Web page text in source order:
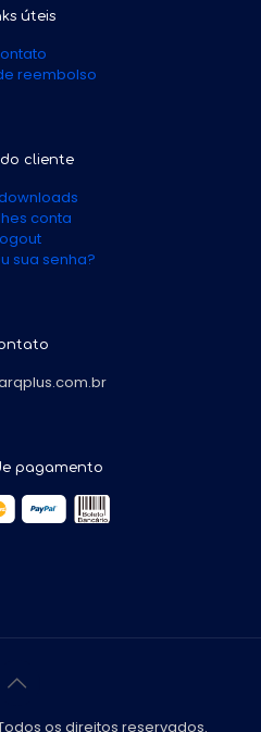
úteis
reembolso
cliente
conta
sua senha?
pagamento
Todos os direitos reservados.